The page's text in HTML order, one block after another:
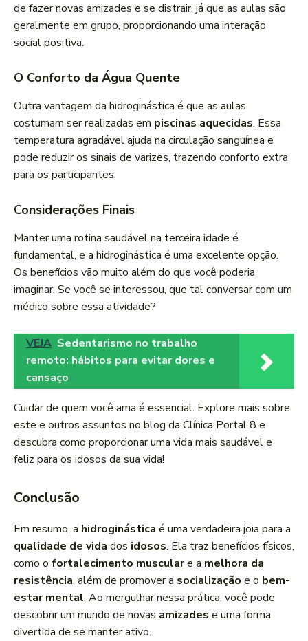
de fazer novas amizades e se distrair, já que as aulas são
geralmente em grupo, proporcionando uma interação
social positiva.
O Conforto da Água Quente
Outra vantagem da hidroginástica é que as aulas
costumam ser realizadas em piscinas aquecidas. Essa
temperatura agradável ajuda na circulação sanguínea e
pode reduzir os sinais de varizes, trazendo conforto extra
para os participantes.
Considerações Finais
Manter uma rotina saudável na terceira idade é
fundamental, e a hidroginástica é uma excelente opção.
Os benefícios vão muito além do que você poderia
imaginar. Se você se interessou, que tal conversar com um
médico sobre essa atividade?
VEJA Sedentarismo no trabalho
remoto: hábitos para evitar dores e
cansaço
Cuidar de quem você ama é essencial. Explore mais sobre
este e outros assuntos no blog da Clínica Portal 8 e
descubra como proporcionar uma vida mais saudável e
feliz para os idosos da sua vida!
Conclusão
Em resumo, a hidroginástica é uma verdadeira joia para a
qualidade de vida dos idosos. Ela traz benefícios físicos,
como o fortalecimento musculare a melhora da
resistência, além de promover a socialização e o bem-
estar mental. Ao mergulhar nessa prática, você pode
descobrir um mundo de novas amizades e uma forma
divertida de se manter ativo.